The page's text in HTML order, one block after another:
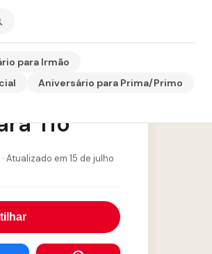
para Irmão
Aniversário para Prima/Primo
Tio
· Atualizado em 15 de julho